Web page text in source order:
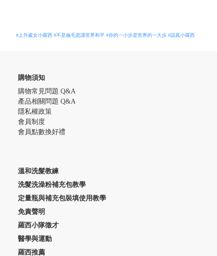
#上升處女小羅西 #不是龜毛是讓世界和平 #你的一小步是世界的一大步 #認真小羅西
購物須知
購物常見問題 Q&A
產品相關問題 Q&A
隱私權政策
會員制度
會員點數換好禮
溫和洗髮教練
洗髮洗澡粉補充包教學
定量瓶與補充包裝填使用教學
免責聲明
羅西小隊徵才
醫學與運動
羅西推薦